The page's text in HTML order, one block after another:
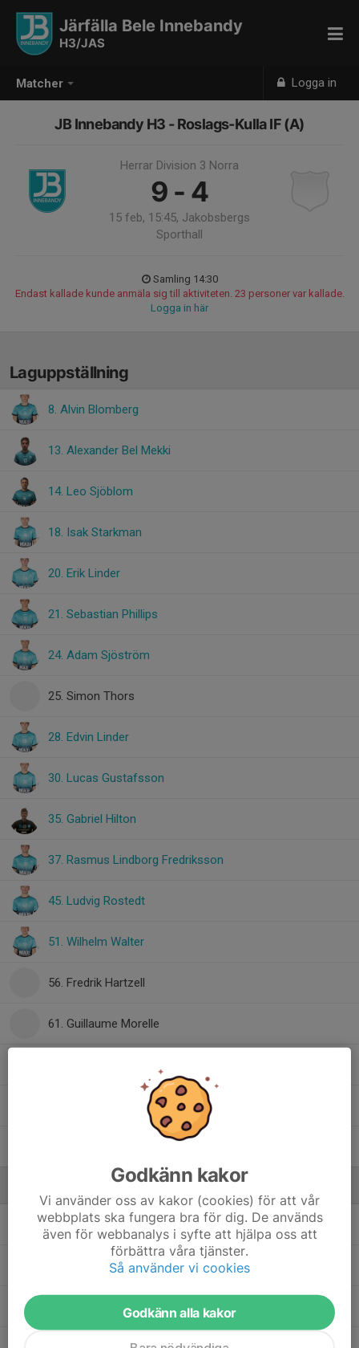
Matcher Logga in
Järfälla Bele Innebandy
H3/JAS
JB Innebandy H3 - Roslags-Kulla IF (A)
Herrar Division 3 Norra
9 - 4
15 feb, 15:45, Jakobsbergs
Sporthall
Samling 14:30
Endast kallade kunde anmäla sig till aktiviteten. 23 personer var kallade.
Logga in här
Laguppställning
8. Alvin Blomberg
13. Alexander Bel Mekki
14. Leo Sjöblom
18. Isak Starkman
20. Erik Linder
21. Sebastian Phillips
24. Adam Sjöström
25. Simon Thors
28. Edvin Linder
30. Lucas Gustafsson
35. Gabriel Hilton
37. Rasmus Lindborg Fredriksson
45. Ludvig Rostedt
51. Wilhelm Walter
56. Fredrik Hartzell
61. Guillaume Morelle
Anders FinnhammarAssisterande tränare
Anders PetersonLagledare & Assisterande tränare
Farid Bel MekkiAssisterande tränare
Godkänn kakor
Vi använder oss av kakor (cookies) för att vår
webbplats ska fungera bra för dig. De används
även för webbanalys i syfte att hjälpa oss att
förbättra våra tjänster.
Så använder vi cookies
Godkänn alla kakor